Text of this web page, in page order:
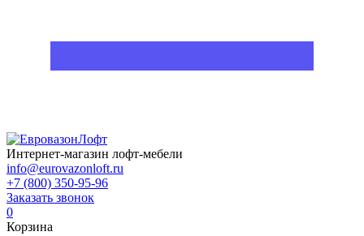
Интернет-магазин лофт-мебели
info@eurovazonloft.ru
+7 (800) 350-95-96
Заказать звонок
0
Корзина